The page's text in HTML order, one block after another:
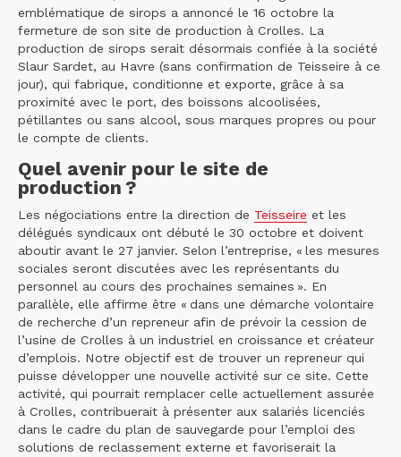
emblématique de sirops a annoncé le 16 octobre la
fermeture de son site de production à Crolles. La
production de sirops serait désormais confiée à la société
Slaur Sardet, au Havre (sans confirmation de Teisseire à ce
jour), qui fabrique, conditionne et exporte, grâce à sa
proximité avec le port, des boissons alcoolisées,
pétillantes ou sans alcool, sous marques propres ou pour
le compte de clients.
Quel avenir pour le site de
production ?
Les négociations entre la direction de Teisseire et les
délégués syndicaux ont débuté le 30 octobre et doivent
aboutir avant le 27 janvier. Selon l’entreprise, « les mesures
sociales seront discutées avec les représentants du
personnel au cours des prochaines semaines ». En
parallèle, elle affirme être « dans une démarche volontaire
de recherche d’un repreneur afin de prévoir la cession de
l’usine de Crolles à un industriel en croissance et créateur
d’emplois. Notre objectif est de trouver un repreneur qui
puisse développer une nouvelle activité sur ce site. Cette
activité, qui pourrait remplacer celle actuellement assurée
à Crolles, contribuerait à présenter aux salariés licenciés
dans le cadre du plan de sauvegarde pour l’emploi des
solutions de reclassement externe et favoriserait la